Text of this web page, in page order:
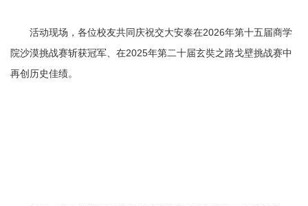
活动现场，各位校友共同庆祝交大安泰在2026年第十五届商学
院沙漠挑战赛斩获冠军、在2025年第二十届玄奘之路戈壁挑战赛中
再创历史佳绩。